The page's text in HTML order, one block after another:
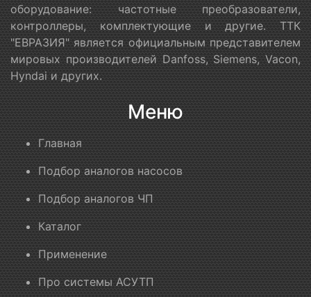
оборудование: частотные преобразователи,
контроллеры, комплектующие и другие. ТТК
"ЕВРАЗИЯ" является официальным представителем
мировых производителей Danfoss, Siemens, Vacon,
Hyndai и других.
Меню
Главная
Подбор аналогов насосов
Подбор аналогов ЧП
Каталог
Применение
Про системы АСУТП